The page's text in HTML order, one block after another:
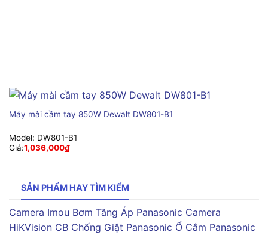
Máy mài cầm tay 850W Dewalt DW801-B1
Model: DW801-B1
Giá:1,036,000₫
SẢN PHẨM HAY TÌM KIẾM
Camera Imou Bơm Tăng Áp Panasonic Camera
HiKVision CB Chống Giật Panasonic Ổ Cắm Panasonic